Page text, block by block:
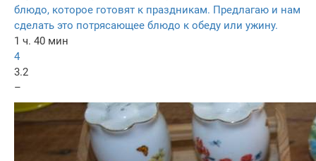
блюдо, которое готовят к праздникам. Предлагаю и нам
сделать это потрясающее блюдо к обеду или ужину.
1 ч. 40 мин
4
3.2
–